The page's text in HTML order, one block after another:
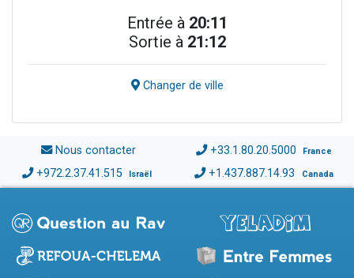
Entrée à 20:11
Sortie à 21:12
Changer de ville
Nous contacter +33.1.80.20.5000 France
+972.2.37.41.515 Israël +1.437.887.14.93 Canada